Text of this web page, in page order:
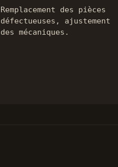
Remplacement des pièces
défectueuses, ajustement
des mécaniques.